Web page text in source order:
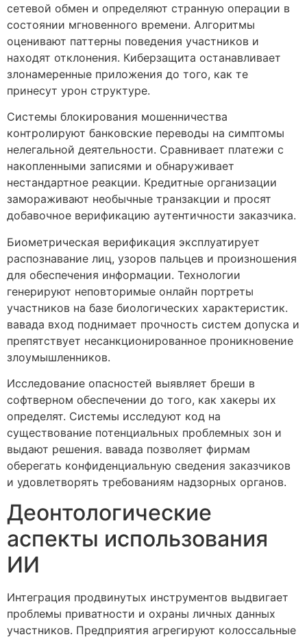
сетевой обмен и определяют странную операции в
состоянии мгновенного времени. Алгоритмы
оценивают паттерны поведения участников и
находят отклонения. Киберзащита останавливает
злонамеренные приложения до того, как те
принесут урон структуре.
Системы блокирования мошенничества
контролируют банковские переводы на симптомы
нелегальной деятельности. Сравнивает платежи с
накопленными записями и обнаруживает
нестандартное реакции. Кредитные организации
замораживают необычные транзакции и просят
добавочное верификацию аутентичности заказчика.
Биометрическая верификация эксплуатирует
распознавание лиц, узоров пальцев и произношения
для обеспечения информации. Технологии
генерируют неповторимые онлайн портреты
участников на базе биологических характеристик.
вавада вход поднимает прочность систем допуска и
препятствует несанкционированное проникновение
злоумышленников.
Исследование опасностей выявляет бреши в
софтверном обеспечении до того, как хакеры их
определят. Системы исследуют код на
существование потенциальных проблемных зон и
выдают решения. вавада позволяет фирмам
оберегать конфиденциальную сведения заказчиков
и удовлетворять требованиям надзорных органов.
Деонтологические
аспекты использования
ИИ
Интеграция продвинутых инструментов выдвигает
проблемы приватности и охраны личных данных
участников. Предприятия агрегируют колоссальные